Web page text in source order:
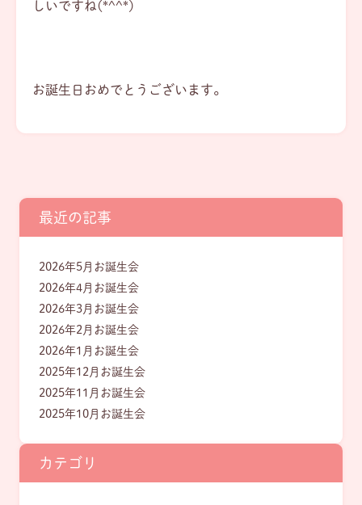
しいですね(*^^*)
お誕生日おめでとうございます。
最近の記事
2026年5月お誕生会
2026年4月お誕生会
2026年3月お誕生会
2026年2月お誕生会
2026年1月お誕生会
2025年12月お誕生会
2025年11月お誕生会
2025年10月お誕生会
カテゴリ